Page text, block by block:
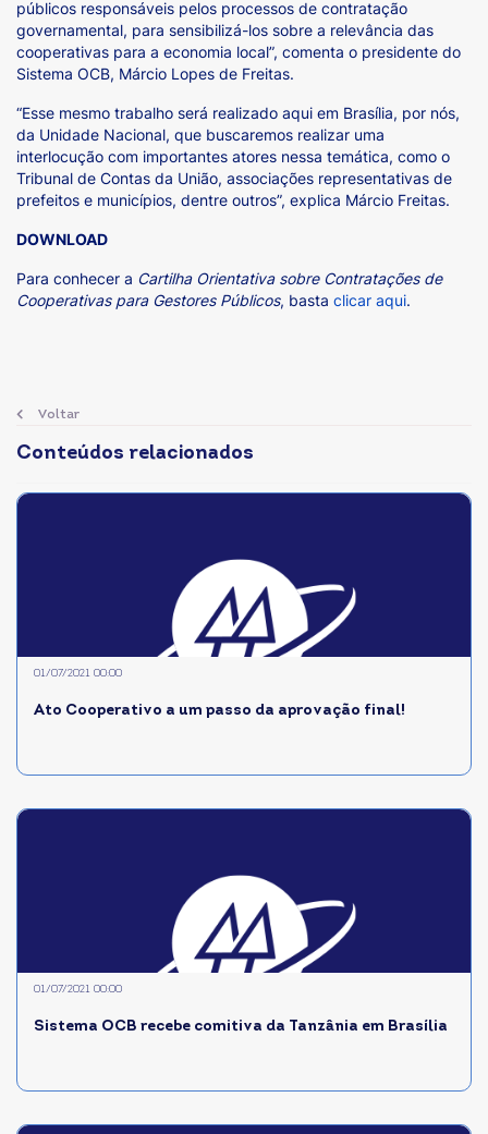
públicos responsáveis pelos processos de contratação
governamental, para sensibilizá-los sobre a relevância das
cooperativas para a economia local”, comenta o presidente do
Sistema OCB, Márcio Lopes de Freitas.
“Esse mesmo trabalho será realizado aqui em Brasília, por nós,
da Unidade Nacional, que buscaremos realizar uma
interlocução com importantes atores nessa temática, como o
Tribunal de Contas da União, associações representativas de
prefeitos e municípios, dentre outros”, explica Márcio Freitas.
DOWNLOAD
Para conhecer a Cartilha Orientativa sobre Contratações de
Cooperativas para Gestores Públicos, basta clicar aqui.
Voltar
Conteúdos relacionados
Ato Cooperativo a um passo da aprovação final!
01/07/2021 00:00
Sistema OCB recebe comitiva da Tanzânia em Brasília
01/07/2021 00:00